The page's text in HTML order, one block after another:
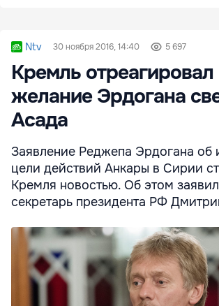
Ntv 30 ноября 2016, 14:40 5 697
Кремль отреагировал
желание Эрдогана
Асада
Заявление Реджепа Эрдогана об
цели действий Анкары в Сирии
Кремля новостью. Об этом
секретарь президента РФ